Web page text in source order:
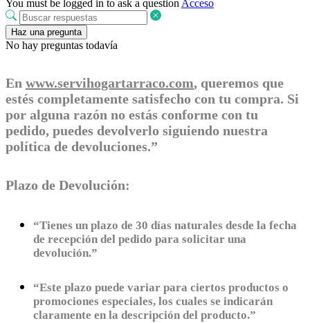
You must be logged in to ask a questionAcceso
Haz una pregunta
No hay preguntas todavía
En www.servihogartarraco.com, queremos que
estés completamente satisfecho con tu compra. Si
por alguna razón no estás conforme con tu
pedido, puedes devolverlo siguiendo nuestra
política de devoluciones.”
Plazo de Devolución:
“Tienes un plazo de 30 días naturales desde la fecha
de recepción del pedido para solicitar una
devolución.”
“Este plazo puede variar para ciertos productos o
promociones especiales, los cuales se indicarán
claramente en la descripción del producto.”